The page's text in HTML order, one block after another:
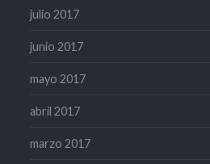
julio 2017
junio 2017
mayo 2017
abril 2017
marzo 2017